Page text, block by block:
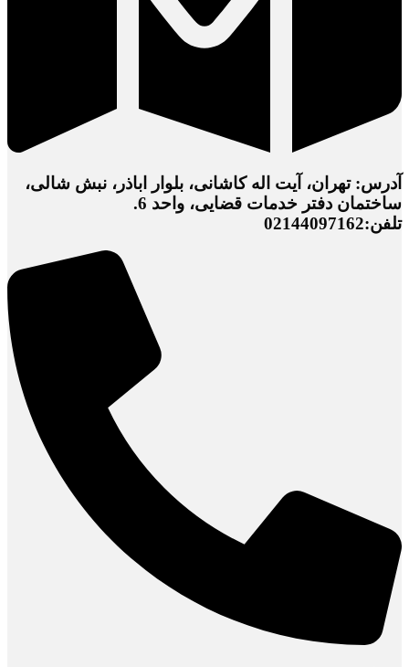
آدرس: تهران، آیت اله کاشانی، بلوار اباذر، نبش شالی،
ساختمان دفتر خدمات قضایی، واحد 6.
تلفن:02144097162